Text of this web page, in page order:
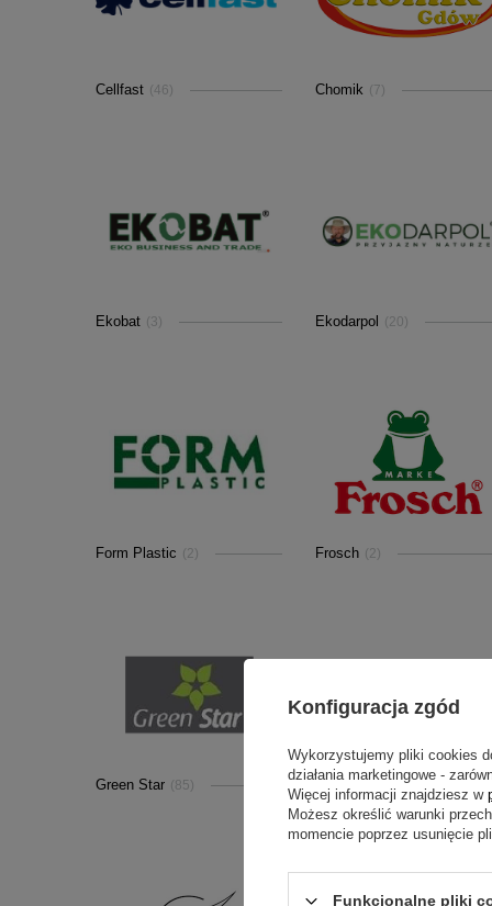
Cellfast (46) Chomik (7)
Ekobat (3) Ekodarpol (20)
Form Plastic (2) Frosch (2)
Green Star (85) GREENMILL (14)
Konfiguracja zgód
Wykorzystujemy pliki cookies
działania marketingowe -
Więcej informacji znajdziesz w
Możesz określić warunki
momencie poprzez usunięcie
Funkcjonalne pliki